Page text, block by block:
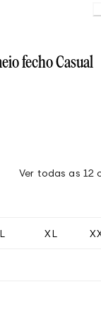
fecho Casual
Ver todas as 12
L XL